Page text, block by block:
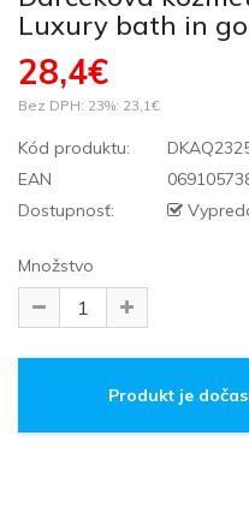
Luxury bath in
28,4€
Bez DPH: 23%: 23,1€
Kód produktu:
EAN
Dostupnosť:
Množstvo
Produkt je